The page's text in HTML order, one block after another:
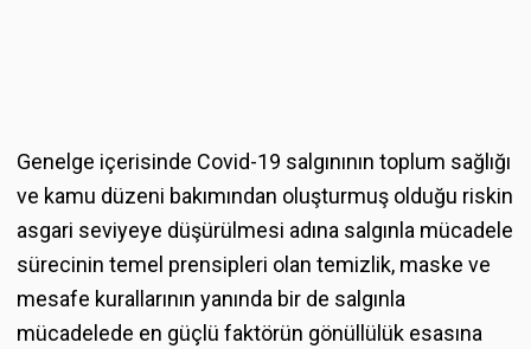
Genelge içerisinde Covid-19 salgınının toplum sağlığı
ve kamu düzeni bakımından oluşturmuş olduğu riskin
asgari seviyeye düşürülmesi adına salgınla mücadele
sürecinin temel prensipleri olan temizlik, maske ve
mesafe kurallarının yanında bir de salgınla
mücadelede en güçlü faktörün gönüllülük esasına